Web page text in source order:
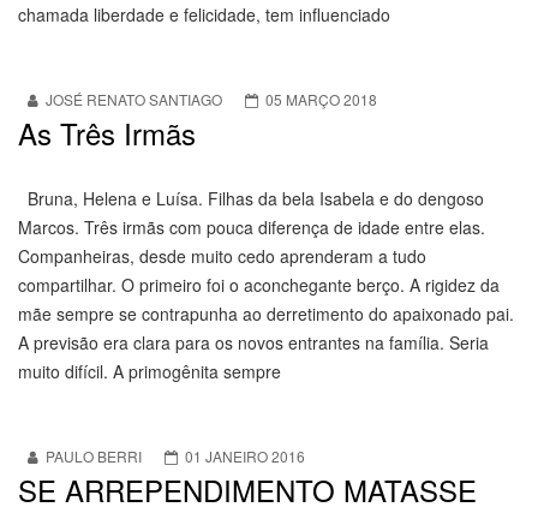
chamada liberdade e felicidade, tem influenciado
JOSÉ RENATO SANTIAGO 05 MARÇO 2018
As Três Irmãs
Bruna, Helena e Luísa. Filhas da bela Isabela e do dengoso
Marcos. Três irmãs com pouca diferença de idade entre elas.
Companheiras, desde muito cedo aprenderam a tudo
compartilhar. O primeiro foi o aconchegante berço. A rigidez da
mãe sempre se contrapunha ao derretimento do apaixonado pai.
A previsão era clara para os novos entrantes na família. Seria
muito difícil. A primogênita sempre
PAULO BERRI 01 JANEIRO 2016
SE ARREPENDIMENTO MATASSE